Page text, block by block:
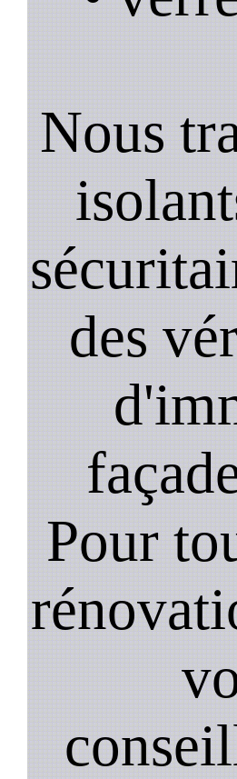
Nous
des
Pour